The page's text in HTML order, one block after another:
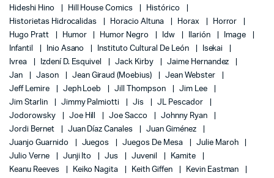
Hideshi Hino
Hill House Comics
Histórico
Historietas Hidrocalidas
Horacio Altuna Horax
Horror
Hugo Pratt
Humor Humor Negro Idw Ilarión
Image
Infantil
Inio Asano Instituto Cultural De León
Isekai
Ivrea
Izdení D. Esquivel Jack Kirby
Jaime Hernandez
Jan
Jason Jean Giraud (Moebius)
Jean Webster
Jeff Lemire
Jeph Loeb Jill Thompson
Jim Lee
Jim Starlin
Jimmy Palmiotti Jis
JL Pescador
Jodorowsky
Joe Hill Joe Sacco
Johnny Ryan
Jordi Bernet
Juan Díaz Canales
Juan Giménez
Juanjo Guarnido
Juegos Juegos De Mesa
Julie Maroh
Julio Verne
Junji Ito Jus Juvenil
Kamite
Keanu Reeves
Keiko Nagita Keith Giffen
Kevin Eastman